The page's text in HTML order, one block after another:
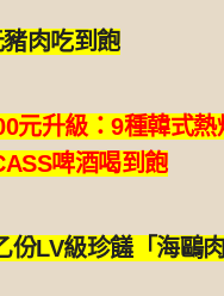
肉吃到飽
元升級：9種韓式熱
啤酒喝到飽
份LV級珍饈「海鷗肉